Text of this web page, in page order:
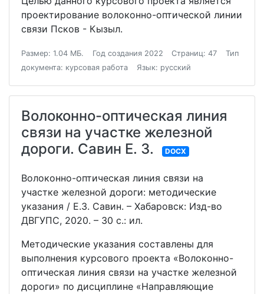
проектирование волоконно-оптической линии
связи Псков - Кызыл.
Размер: 1.04 МБ. Год создания 2022 Страниц: 47
Тип
документа: курсовая работа
Язык: русский
Волоконно-оптическая линия
связи на участке железной
дороги. Савин Е. З.
DOCX
Волоконно-оптическая линия связи на
участке железной дороги: методические
указания / Е.З. Савин. – Хабаровск: Изд-во
ДВГУПС, 2020. – 30 с.: ил.
Методические указания составлены для
выполнения курсового проекта «Волоконно-
оптическая линия связи на участке железной
дороги» по дисциплине «Направляющие